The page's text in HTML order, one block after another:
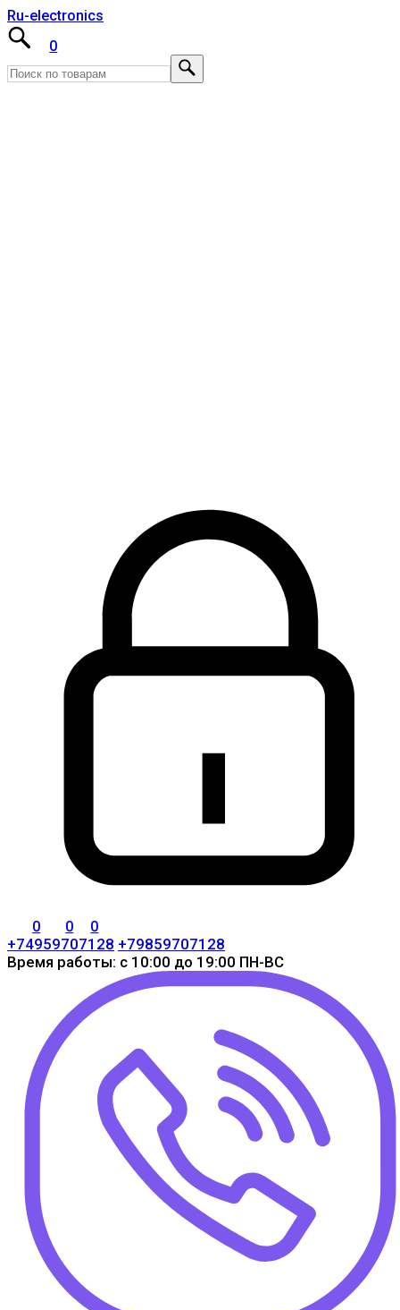
Ru-electronics
0
0 0 0
+74959707128 +79859707128
Время работы: с 10:00 до 19:00 ПН-ВС